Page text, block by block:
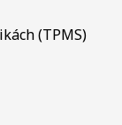
(TPMS)